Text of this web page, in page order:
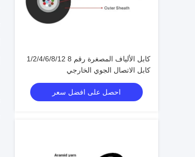
كابل الألياف المصغرة رقم 8 1/2/4/6/8/12
كابل الاتصال الجوي الخارجي
احصل على افضل سعر